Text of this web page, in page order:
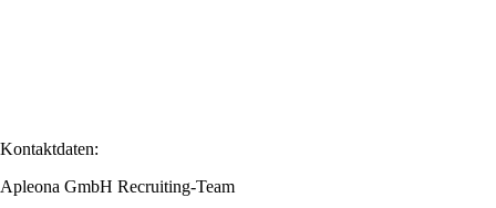
Kontaktdaten:
Apleona GmbH Recruiting-Team